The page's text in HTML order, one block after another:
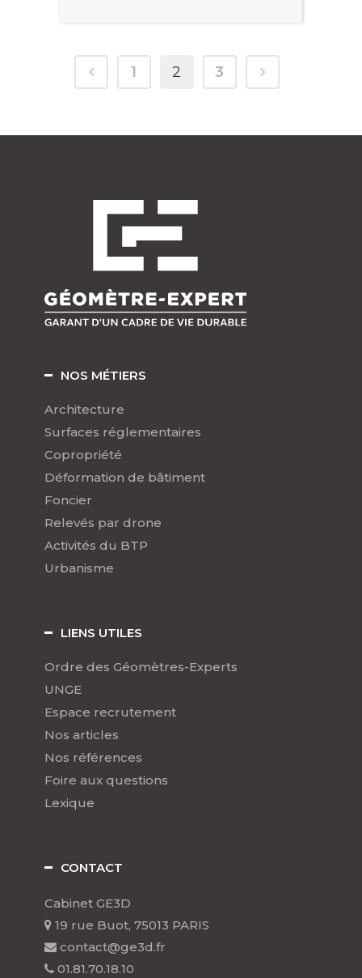
1 2 3
NOS MÉTIERS
Architecture
Surfaces réglementaires
Copropriété
Déformation de bâtiment
Foncier
Relevés par drone
Activités du BTP
Urbanisme
LIENS UTILES
Ordre des Géomètres-Experts
UNGE
Espace recrutement
Nos articles
Nos références
Foire aux questions
Lexique
CONTACT
Cabinet GE3D
19 rue Buot, 75013 PARIS
contact@ge3d.fr
01.81.70.18.10